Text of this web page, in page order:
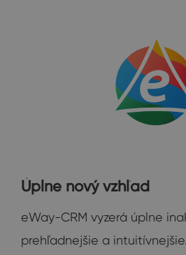
Úplne nový vzhľad
eWay-CRM vyzerá úplne
prehľadnejšie a